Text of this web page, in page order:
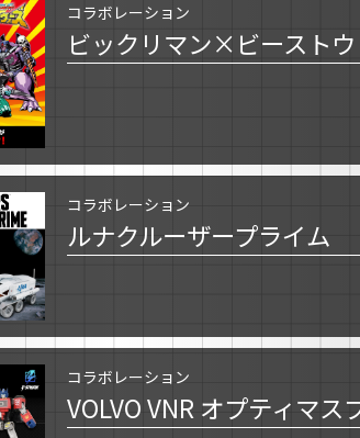
コラボレーション
ビックリマン×ビースト
コラボレーション
ルナクルーザープライム
コラボレーション
VOLVO VNR オプティマス